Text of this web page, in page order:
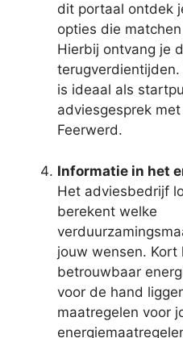
dit portaal ontdek
opties die
Hierbij ontvang je
terugverdientijden.
is ideaal als
adviesgesprek
Feerwerd.
Informatie in het
Het adviesbedrijf
berekent welke
jouw wensen. Kort
betrouwbaar
voor de hand
maatregelen voor